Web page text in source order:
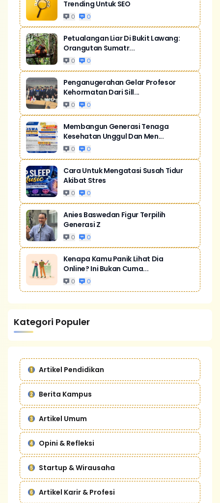
Trending Untuk SEO
0 0
Petualangan Liar Di Bukit Lawang:
Orangutan Sumatr...
0 0
Penganugerahan Gelar Profesor
Kehormatan Dari Sill...
0 0
Membangun Generasi Tenaga
Kesehatan Unggul Dan Men...
0 0
Cara Untuk Mengatasi Susah Tidur
Akibat Stres
0 0
Anies Baswedan Figur Terpilih
Generasi Z
0 0
Kenapa Kamu Panik Lihat Dia
Online? Ini Bukan Cuma...
0 0
Kategori Populer
Artikel Pendidikan
Berita Kampus
Artikel Umum
Opini & Refleksi
Startup & Wirausaha
Artikel Karir & Profesi